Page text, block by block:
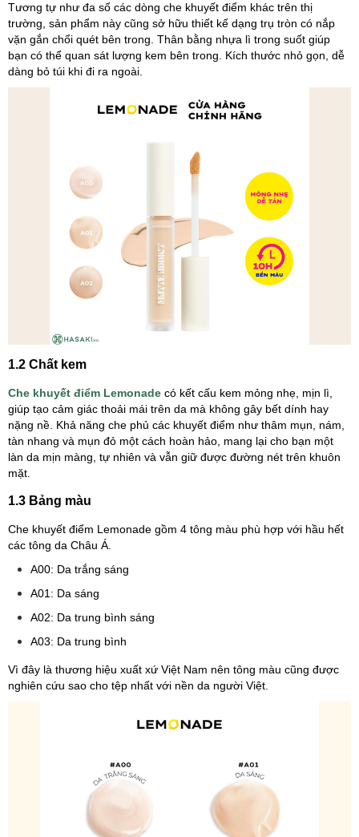
Tương tự như đa số các dòng che khuyết điểm khác trên thị
trường, sản phẩm này cũng sở hữu thiết kế dạng trụ tròn có nắp
vặn gắn chổi quét bên trong. Thân bằng nhựa lì trong suốt giúp
bạn có thể quan sát lượng kem bên trong. Kích thước nhỏ gọn, dễ
dàng bỏ túi khi đi ra ngoài.
1.2 Chất kem
Che khuyết điểm Lemonade có kết cấu kem mỏng nhẹ, mịn lì,
giúp tạo cảm giác thoải mái trên da mà không gây bết dính hay
nặng nề. Khả năng che phủ các khuyết điểm như thâm mụn, nám,
tàn nhang và mụn đỏ một cách hoàn hảo, mang lại cho bạn một
làn da mịn màng, tự nhiên và vẫn giữ được đường nét trên khuôn
mặt.
1.3 Bảng màu
Che khuyết điểm Lemonade gồm 4 tông màu phù hợp với hầu hết
các tông da Châu Á.
A00: Da trắng sáng
A01: Da sáng
A02: Da trung bình sáng
A03: Da trung bình
Vì đây là thương hiệu xuất xứ Việt Nam nên tông màu cũng được
nghiên cứu sao cho tệp nhất với nền da người Việt.